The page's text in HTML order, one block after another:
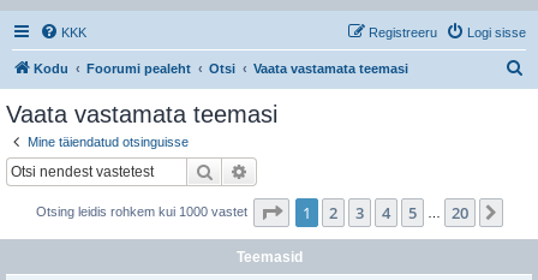
KKK Logi sisse
Registreeru
Kodu Foorumi pealeht Otsi Vaata vastamata teemasi
Vaata vastamata teemasi
Mine täiendatud otsinguisse
Otsi
Otsing leidis rohkem kui 1000 vastet 1 . leht20 -st
1 2 3 4 5 20
Teemasid